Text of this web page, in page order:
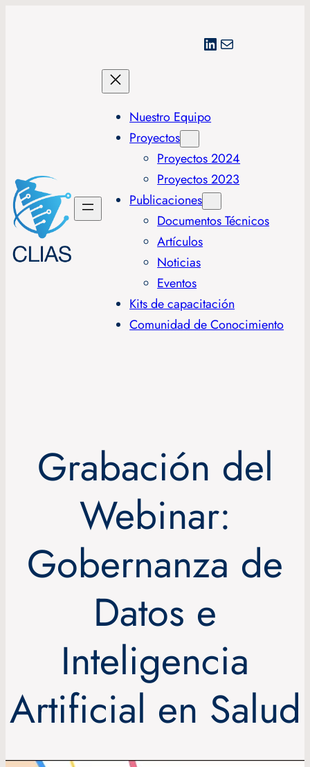
LinkedIn
Correo electrónico
Nuestro Equipo
Proyectos
Proyectos 2024
Proyectos 2023
Publicaciones
Documentos Técnicos
Artículos
Noticias
Eventos
Kits de capacitación
Comunidad de Conocimiento
Grabación del
Webinar:
Gobernanza de
Datos e
Inteligencia
Artificial en Salud